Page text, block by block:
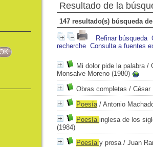
Resultado de la
147 resultado(s) búsqueda
Refinar búsqueda
recherche Consulta a fuentes
Mi dolor pide la palabra/
Monsalve Moreno (1980)
Obras completas / César
Poesía/ Antonio
Poesía inglesa de los
(1984)
Poesía y prosa/ Juan